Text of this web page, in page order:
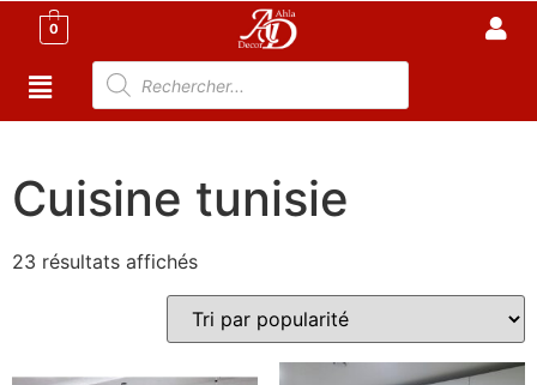
0
Cuisine tunisie
23 résultats affichés